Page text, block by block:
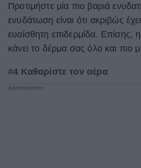
Προτιμήστε μία πιο βαριά
ενυδάτωση είναι ότι ακριβώς
ευαίσθητη επιδερμίδα. Επίσης,
κάνει το δέρμα σας όλο και πιο
#4 Καθαρίστε τον αέρα